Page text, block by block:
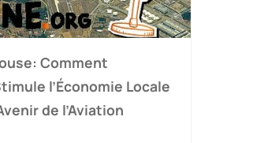
Comment
l’Économie Locale
de l’Aviation